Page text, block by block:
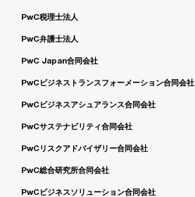
PwC税理士法人
PwC弁護士法人
PwC Japan合同会社
PwCビジネストランスフォーメーション合同会社
PwCビジネスアシュアランス合同会社
PwCサステナビリティ合同会社
PwCリスクアドバイザリー合同会社
PwC総合研究所合同会社
PwCビジネスソリューション合同会社